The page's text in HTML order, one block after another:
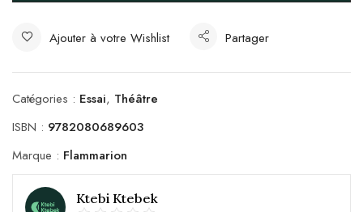
Ajouter à votre Wishlist Partager
Catégories : Essai, Théâtre
ISBN : 9782080689603
Marque : Flammarion
Ktebi Ktebek